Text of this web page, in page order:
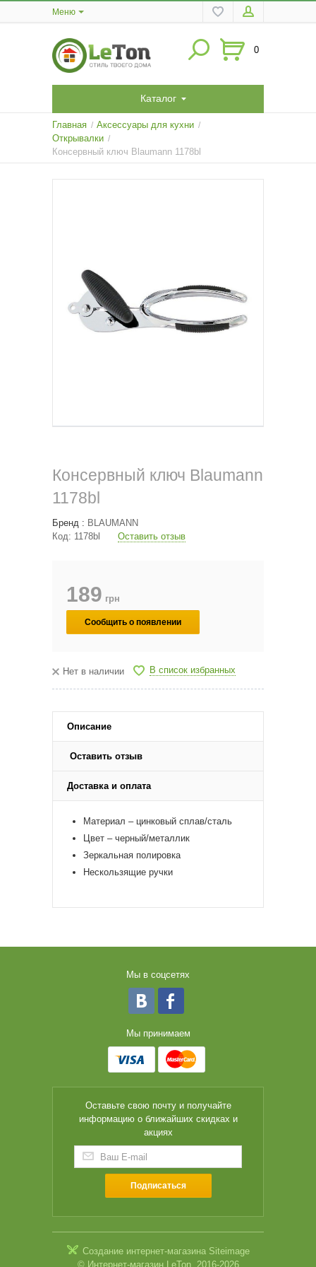
Меню
0
Каталог
Главная / Аксессуары для кухни /
Открывалки /
Консервный ключ Blaumann 1178bl
Консервный ключ Blaumann
1178bl
Бренд : BLAUMANN
Код: 1178bl Оставить отзыв
189 грн
Сообщить о появлении
Нет в наличии В список избранных
Описание
Оставить отзыв
Доставка и оплата
Материал – цинковый сплав/сталь
Цвет – черный/металлик
Зеркальная полировка
Нескользящие ручки
Мы в соцсетях
Мы принимаем
Оставьте свою почту и получайте
информацию о ближайших скидках и
акциях
Подписаться
Создание интернет-магазинаSiteimage
© Интернет-магазин LeTon, 2016-2026